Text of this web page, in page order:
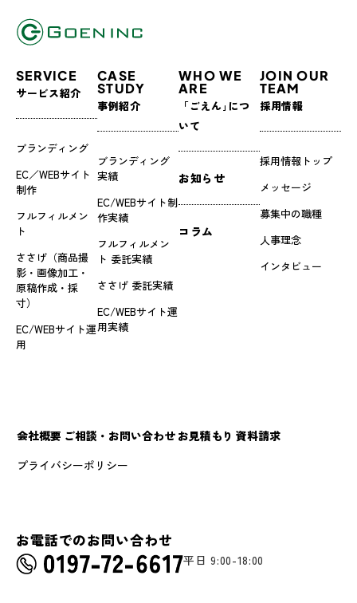
SERVICE
サービス紹介
ブランディング
EC／WEBサイト
制作
フルフィルメン
ト
ささげ（商品撮
影・画像加工・
原稿作成・採
寸）
EC/WEBサイト運
用
CASE
STUDY
事例紹介
ブランディング
実績
EC/WEBサイト制
作実績
フルフィルメン
ト 委託実績
ささげ 委託実績
EC/WEBサイト運
用実績
WHO WE
ARE
「ごえん｣につ
いて
お知らせ
コラム
JOIN OUR
TEAM
採用情報
採用情報トップ
メッセージ
募集中の職種
人事理念
インタビュー
会社概要 ご相談・お問い合わせ お見積もり 資料請求
プライバシーポリシー
お電話でのお問い合わせ
平日 9:00-18:00